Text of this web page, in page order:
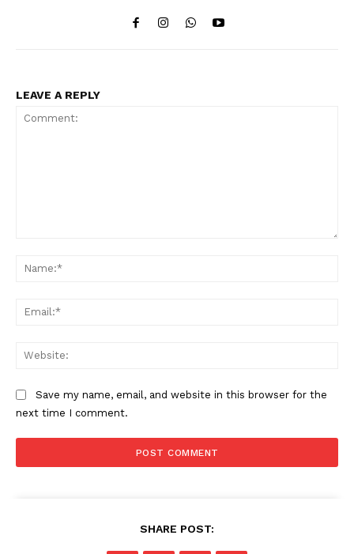
LEAVE A REPLY
Save my name, email, and website in this browser for the
next time I comment.
SHARE POST: